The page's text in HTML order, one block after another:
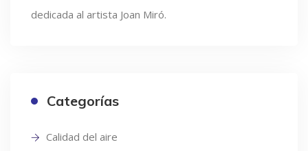
dedicada al artista Joan Miró.
Categorías
Calidad del aire